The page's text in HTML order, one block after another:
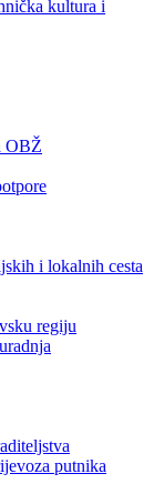
kultura i
OBŽ
i lokalnih cesta
regiju
putnika